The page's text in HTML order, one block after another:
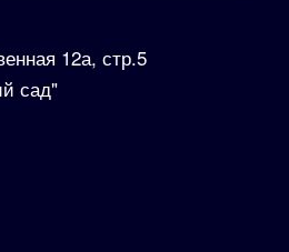
12а, стр.5
сад"